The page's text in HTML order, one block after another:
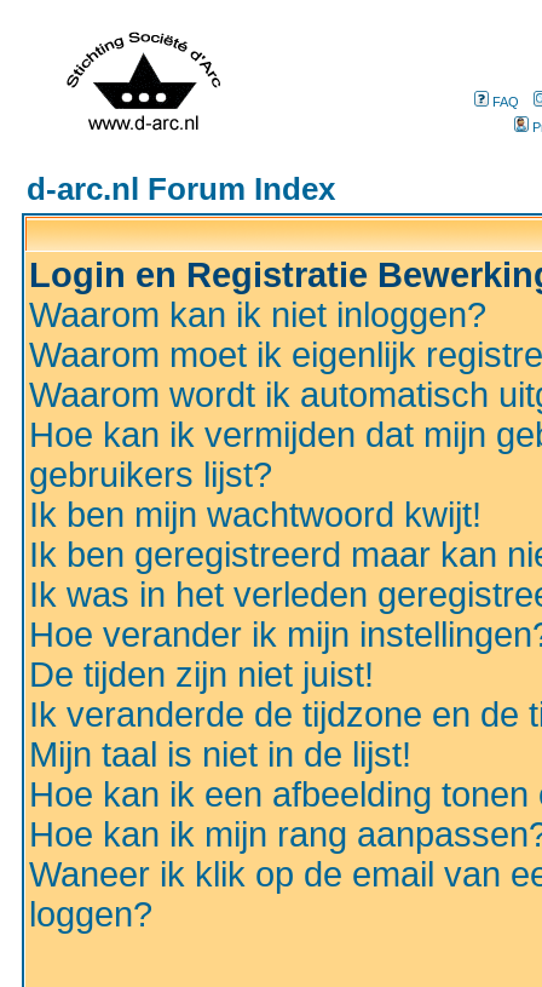
FAQ
d-arc.nl Forum Index
Login en Registratie
Waarom kan ik niet inloggen?
Waarom moet ik eigenlijk
Waarom wordt ik automatisch
Hoe kan ik vermijden dat mijn
gebruikers lijst?
Ik ben mijn wachtwoord kwijt!
Ik ben geregistreerd maar kan
Ik was in het verleden
Hoe verander ik mijn
De tijden zijn niet juist!
Ik veranderde de tijdzone en de
Mijn taal is niet in de lijst!
Hoe kan ik een afbeelding
Hoe kan ik mijn rang
Waneer ik klik op de email van
loggen?